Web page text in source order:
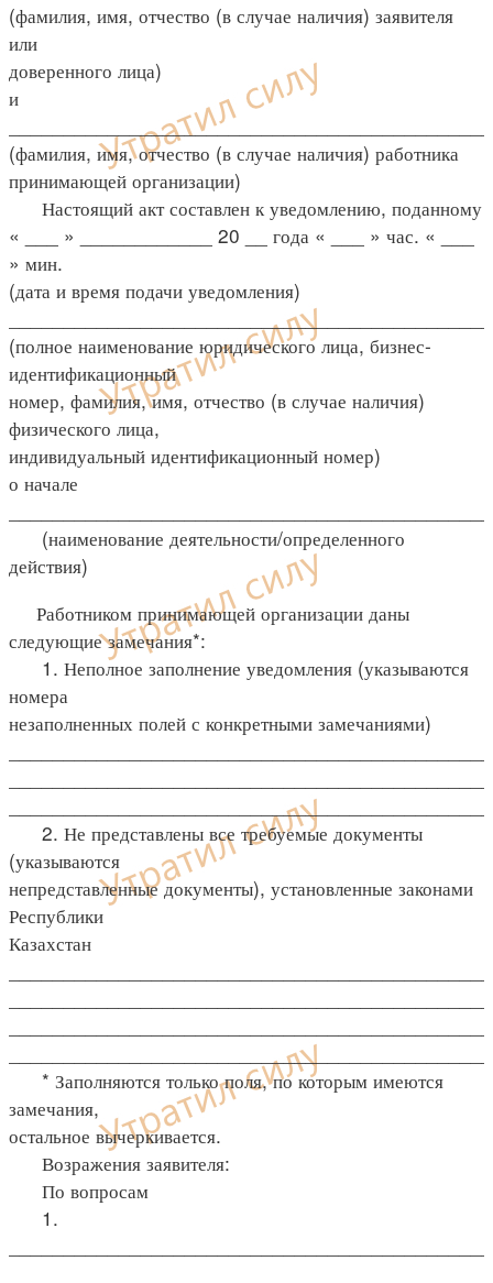
(фамилия, имя, отчество (в случае наличия) заявителя
или
доверенного лица)
и
(фамилия, имя, отчество (в случае наличия) работника
принимающей организации)
Настоящий акт составлен к уведомлению, поданному
« ___ » ____________ 20 __ года « ___ » час. « ___
» мин.
(дата и время подачи уведомления)
(полное наименование юридического лица, бизнес-
идентификационный
номер, фамилия, имя, отчество (в случае наличия)
физического лица,
индивидуальный идентификационный номер)
о начале
(наименование деятельности/определенного
действия)
Работником принимающей организации даны
следующие замечания*:
1. Неполное заполнение уведомления (указываются
номера
незаполненных полей с конкретными замечаниями)
2. Не представлены все требуемые документы
(указываются
непредставленные документы), установленные законами
Республики
Казахстан
* Заполняются только поля, по которым имеются
замечания,
остальное вычеркивается.
Возражения заявителя:
По вопросам
1.